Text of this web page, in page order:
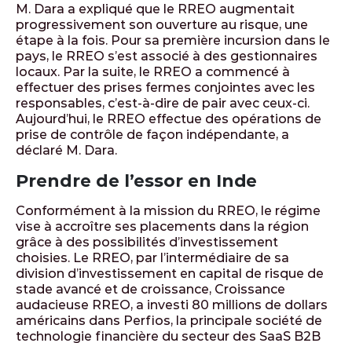
M. Dara a expliqué que le RREO augmentait
progressivement son ouverture au risque, une
étape à la fois. Pour sa première incursion dans le
pays, le RREO s’est associé à des gestionnaires
locaux. Par la suite, le RREO a commencé à
effectuer des prises fermes conjointes avec les
responsables, c’est-à-dire de pair avec ceux-ci.
Aujourd’hui, le RREO effectue des opérations de
prise de contrôle de façon indépendante, a
déclaré M. Dara.
Prendre de l’essor en Inde
Conformément à la mission du RREO, le régime
vise à accroître ses placements dans la région
grâce à des possibilités d’investissement
choisies. Le RREO, par l’intermédiaire de sa
division d’investissement en capital de risque de
stade avancé et de croissance, Croissance
audacieuse RREO, a investi 80 millions de dollars
américains dans Perfios, la principale société de
technologie financière du secteur des SaaS B2B